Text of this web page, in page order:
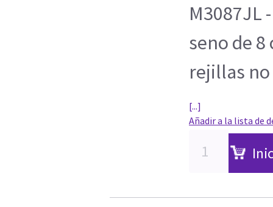
M3087JL
seno de 8
rejillas
[...]
Añadir a la lista de